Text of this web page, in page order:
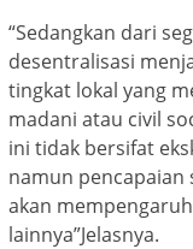
“Sedangkan dari
desentralisasi
tingkat lokal yang
madani atau civil
ini tidak bersifat
namun pencapaian
akan
lainnya”Jelasnya.